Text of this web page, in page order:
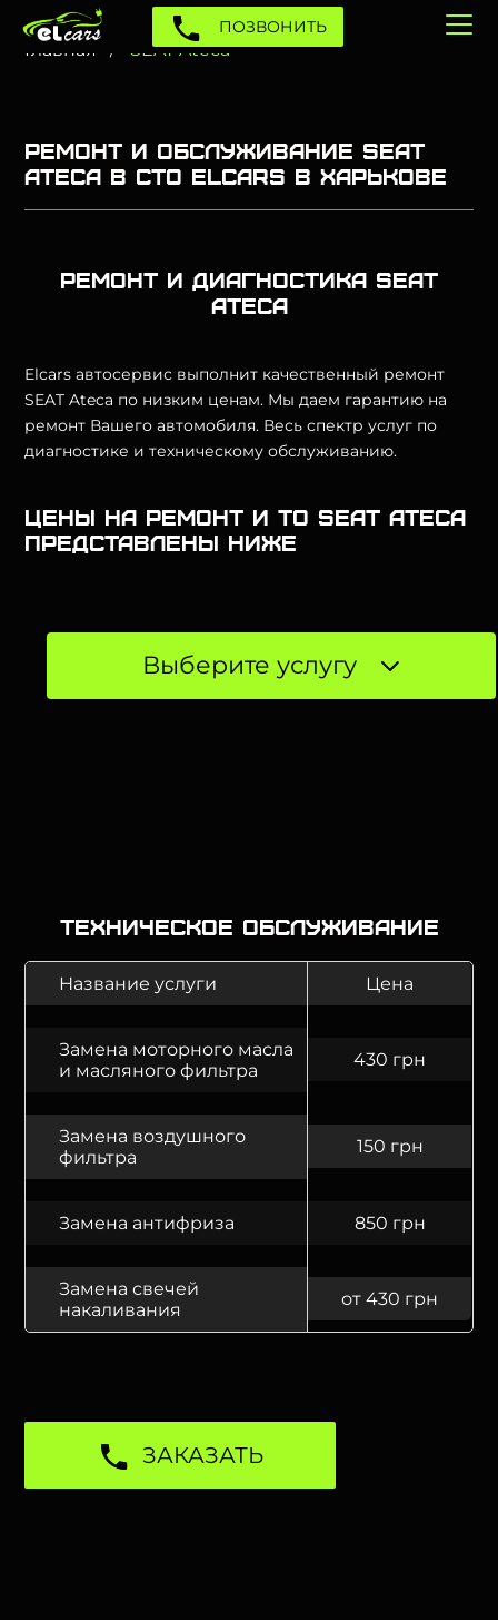
ПОЗВОНИТЬ
Главная SEAT Ateca
Ремонт и обслуживание SEAT
Ateca в СТО Elcars в Харькове
Ремонт и диагностика SEAT
Ateca
Elcars автосервис выполнит качественный ремонт
SEAT Ateca по низким ценам. Мы даем гарантию на
ремонт Вашего автомобиля. Весь спектр услуг по
диагностике и техническому обслуживанию.
Цены на ремонт и ТО SEAT Ateca
представлены ниже
Выберите услугу
Техническое обслуживание
Название услуги Цена
Замена моторного масла
и масляного фильтра
430 грн
Замена воздушного
фильтра
150 грн
Замена антифриза 850 грн
Замена свечей
накаливания
от 430 грн
ЗАКАЗАТЬ